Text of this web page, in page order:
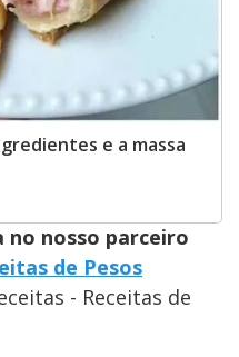
e a massa
nosso parceiro
de Pesos
- Receitas de